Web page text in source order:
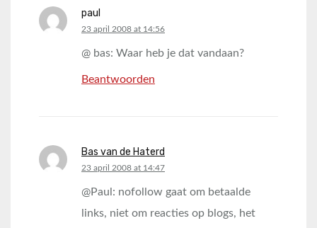
paul
says:
23 april 2008 at 14:56
@ bas: Waar heb je dat vandaan?
Beantwoorden
Bas van de Haterd
says:
23 april 2008 at 14:47
@Paul: nofollow gaat om betaalde
links, niet om reacties op blogs, het